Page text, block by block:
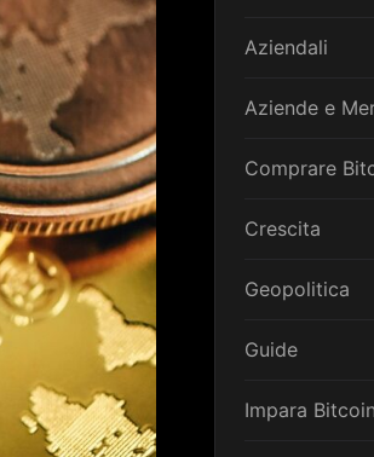
Aziendali
Aziende e
Comprare
Crescita
Geopolitica
Guide
Impara Bitcoin